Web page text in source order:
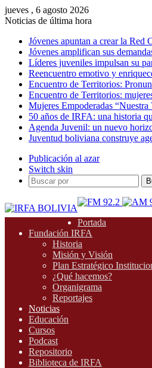
jueves , 6 agosto 2026
Noticias de última hora
Jóvenes apuntan a crear la Red
Jóvenes amplifican sus
Líderes juveniles impulsan su
Reencuentro emotivo y
Encuentro de Territorios:
Encuentro de Territorios:
Mujeres Empoderadas “Nuestra
50 años de IRFA: una historia
Agenda Juvenil: un nuevo
Juventud boliviana construye
Publicación al azar
Switch skin
Portada
Fundación IRFA
Historia
Misión y Visión
Plan Estratégico
¿Qué hacemos?
Organigrama
Reportajes
Noticias
Educación
Cursos
Podcast
Repositorio
Biblioteca de IRFA